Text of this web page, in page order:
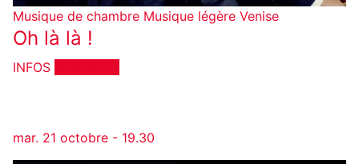
Musique de chambre Musique légère Venise
Oh là là !
INFOS
mar. 21 octobre - 19.30